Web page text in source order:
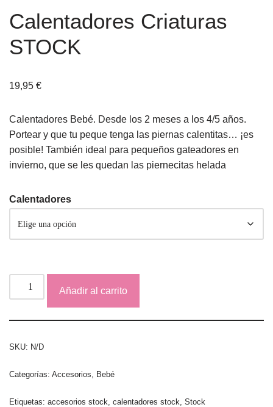
Calentadores Criaturas
STOCK
19,95 €
Calentadores Bebé. Desde los 2 meses a los 4/5 años.
Portear y que tu peque tenga las piernas calentitas… ¡es
posible! También ideal para pequeños gateadores en
invierno, que se les quedan las piernecitas helada
Calentadores
Añadir al carrito
SKU: N/D
Categorías: Accesorios Bebé
Etiquetas: accesorios stock calentadores stock Stock